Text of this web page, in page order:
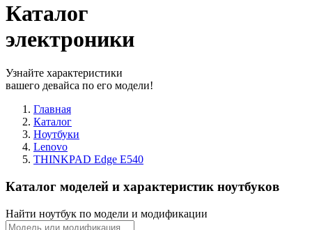
Каталог
электроники
Узнайте характеристики
вашего девайса по его модели!
Главная
Каталог
Ноутбуки
Lenovo
THINKPAD Edge E540
Каталог моделей и характеристик ноутбуков
Найти ноутбук по модели и модификации